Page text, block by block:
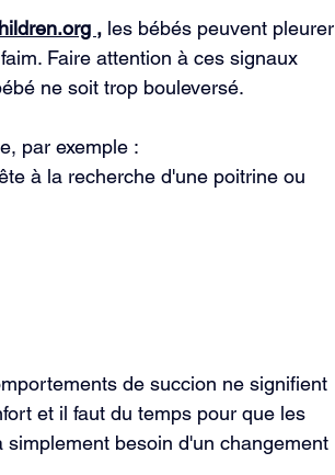
, les bébés peuvent pleurer
Faire attention à ces signaux
ne soit trop bouleversé.
par exemple :
à la recherche d'une poitrine ou
de succion ne signifient
et il faut du temps pour que les
besoin d'un changement